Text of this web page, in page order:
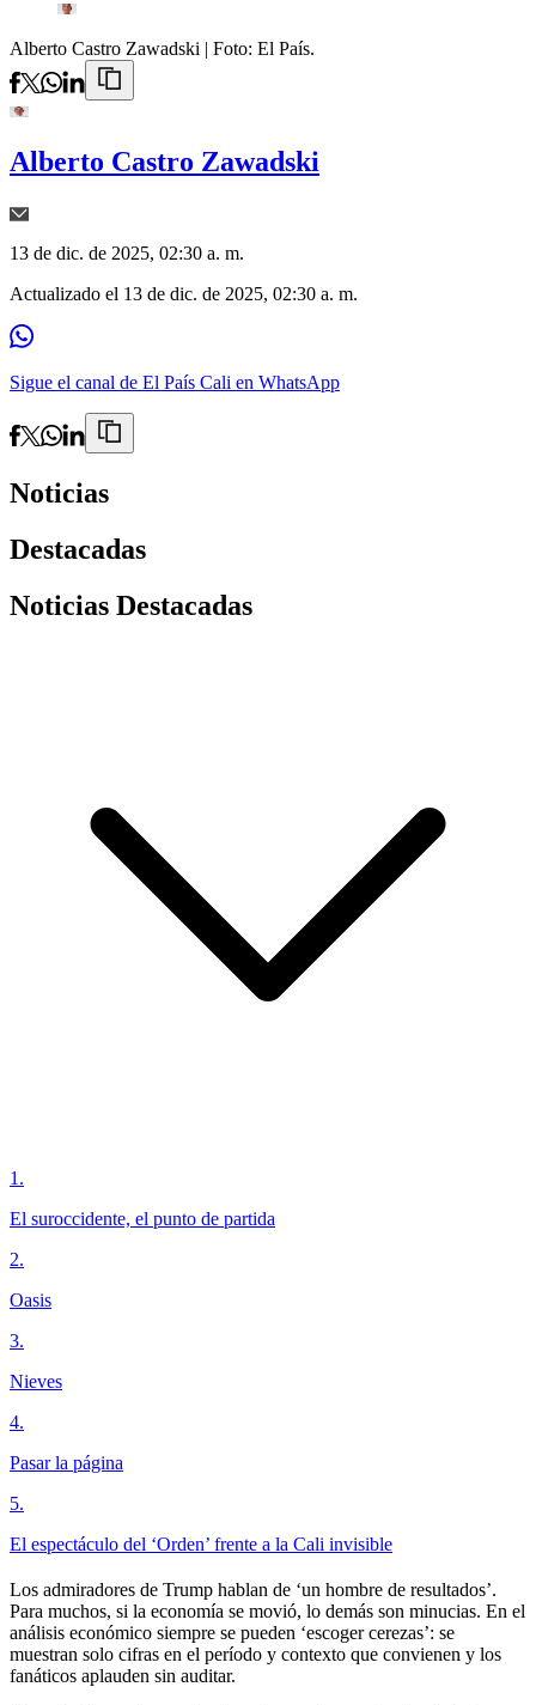
Alberto Castro Zawadski | Foto: El País.
Alberto Castro Zawadski
13 de dic. de 2025, 02:30 a. m.
Actualizado el 13 de dic. de 2025, 02:30 a. m.
Sigue el canal de El País Cali en WhatsApp
Noticias
Destacadas
Noticias Destacadas
1 .
El suroccidente, el punto de partida
2.
Oasis
3.
Nieves
4.
Pasar la página
5.
El espectáculo del ‘Orden’ frente a la Cali invisible
Los admiradores de Trump hablan de ‘un hombre de resultados’.
Para muchos, si la economía se movió, lo demás son minucias. En el
análisis económico siempre se pueden ‘escoger cerezas’: se
muestran solo cifras en el período y contexto que convienen y los
fanáticos aplauden sin auditar.